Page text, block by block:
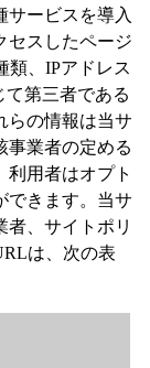
サービスを導入
セスしたページ
類、IPアドレス
て第三者である
らの情報は当サ
事業者の定める
用者はオプト
できます。当サ
者、サイトポリ
は、次の表